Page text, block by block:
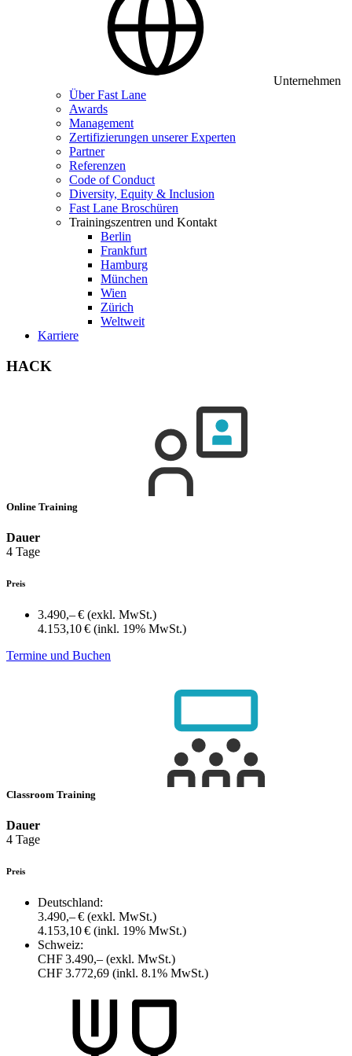
Unternehmen
Über Fast Lane
Awards
Management
Zertifizierungen unserer Experten
Partner
Referenzen
Code of Conduct
Diversity, Equity & Inclusion
Fast Lane Broschüren
Trainingszentren und Kontakt
Berlin
Frankfurt
Hamburg
München
Wien
Zürich
Weltweit
Karriere
HACK
Online Training
Dauer
4 Tage
Preis
3.490,– € (exkl. MwSt.)
4.153,10 € (inkl. 19% MwSt.)
Termine und Buchen
Classroom Training
Dauer
4 Tage
Preis
Deutschland:
3.490,– € (exkl. MwSt.)
4.153,10 € (inkl. 19% MwSt.)
Schweiz:
CHF 3.490,– (exkl. MwSt.)
CHF 3.772,69 (inkl. 8.1% MwSt.)